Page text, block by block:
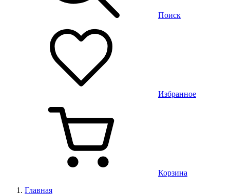
Поиск
Избранное
Корзина
Главная